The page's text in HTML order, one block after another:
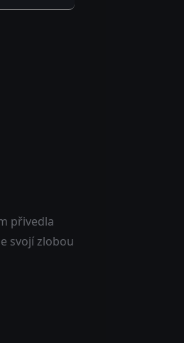
přivedla
svojí zlobou